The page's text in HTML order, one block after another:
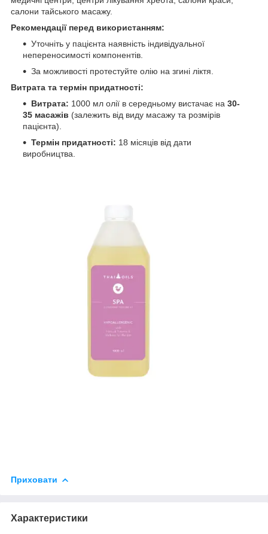
салони тайського масажу.
Рекомендації перед використанням:
Уточніть у пацієнта наявність індивідуальної
непереносимості компонентів.
За можливості протестуйте олію на згині ліктя.
Витрата та термін придатності:
Витрата: 1000 мл олії в середньому вистачає на 30-
35 масажів (залежить від виду масажу та розмірів
пацієнта).
Термін придатності: 18 місяців від дати
виробництва.
Приховати
Характеристики